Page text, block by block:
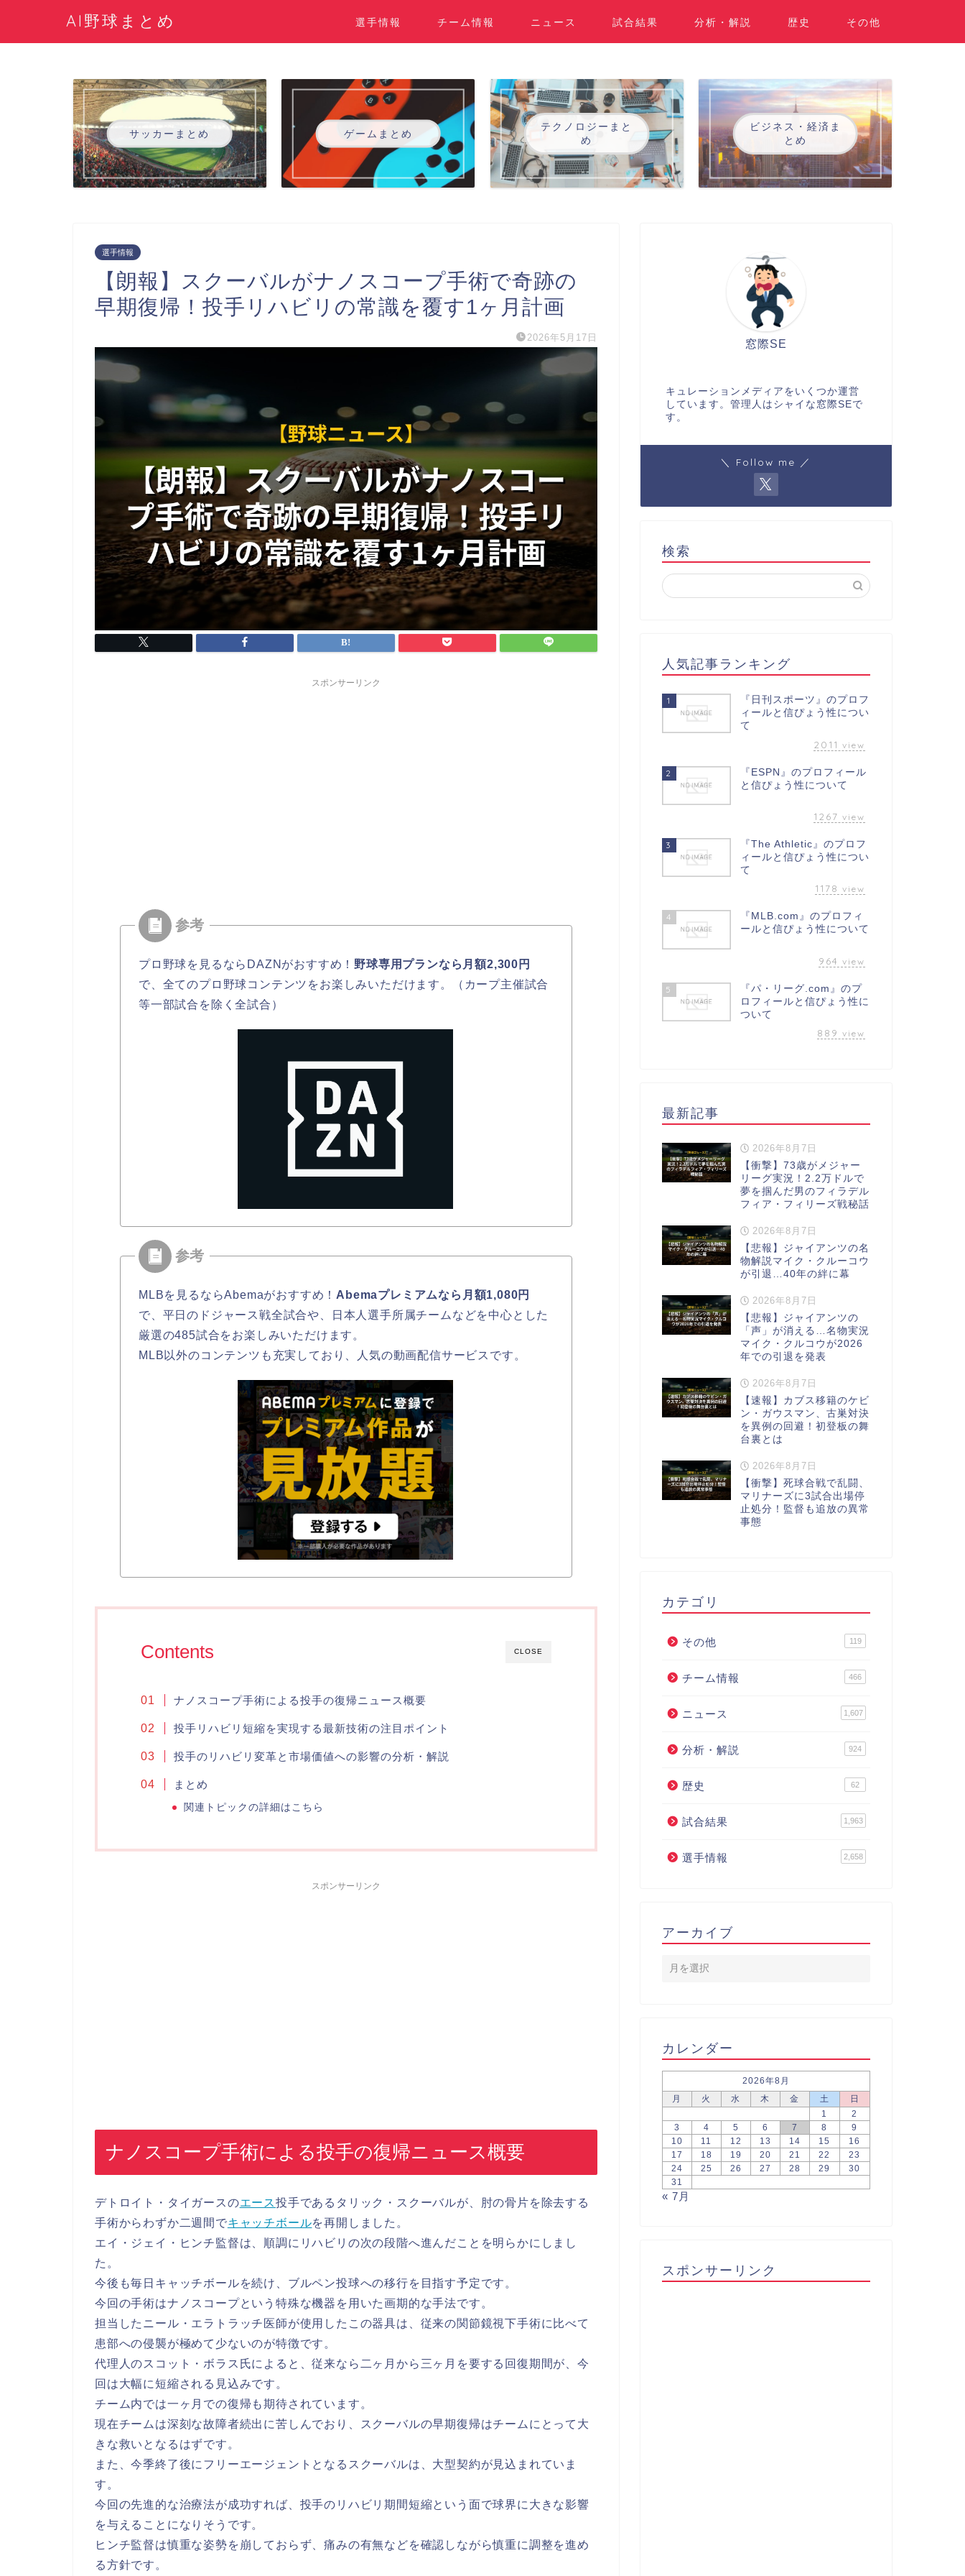
AI野球まとめ 選手情報 チーム情報 ニュース 試合結果 分析・解説 歴史 その他
サッカーまとめ ゲームまとめ
テクノロジーまと
め
ビジネス・経済ま
とめ
選手情報
【朗報】スクーバルがナノスコープ手術で奇跡の
早期復帰！投手リハビリの常識を覆す1ヶ月計画
2026年5月17日
スポンサーリンク
プロ野球を見るならDAZNがおすすめ！ 野球専用プランなら月額2,300円
で、全てのプロ野球コンテンツをお楽しみいただけます。（カープ主催試合
等一部試合を除く全試合）
MLBを見るならAbemaがおすすめ！ Abemaプレミアムなら月額1,080円
で、平日のドジャース戦全試合や、日本人選手所属チームなどを中心とした
厳選の485試合をお楽しみいただけます。
MLB以外のコンテンツも充実しており、人気の動画配信サービスです。
CLOSE
Contents
ナノスコープ手術による投手の復帰ニュース概要
投手リハビリ短縮を実現する最新技術の注目ポイント
投手のリハビリ変革と市場価値への影響の分析・解説
まとめ
関連トピックの詳細はこちら
スポンサーリンク
ナノスコープ手術による投手の復帰ニュース概要
デトロイト・タイガースのエース投手であるタリック・スクーバルが、肘の骨片を除去する
手術からわずか二週間でキャッチボールを再開しました。
エイ・ジェイ・ヒンチ監督は、順調にリハビリの次の段階へ進んだことを明らかにしまし
た。
今後も毎日キャッチボールを続け、ブルペン投球への移行を目指す予定です。
今回の手術はナノスコープという特殊な機器を用いた画期的な手法です。
担当したニール・エラトラッチ医師が使用したこの器具は、従来の関節鏡視下手術に比べて
患部への侵襲が極めて少ないのが特徴です。
代理人のスコット・ボラス氏によると、従来なら二ヶ月から三ヶ月を要する回復期間が、今
回は大幅に短縮される見込みです。
チーム内では一ヶ月での復帰も期待されています。
現在チームは深刻な故障者続出に苦しんでおり、スクーバルの早期復帰はチームにとって大
きな救いとなるはずです。
また、今季終了後にフリーエージェントとなるスクーバルは、大型契約が見込まれていま
す。
今回の先進的な治療法が成功すれば、投手のリハビリ期間短縮という面で球界に大きな影響
を与えることになりそうです。
ヒンチ監督は慎重な姿勢を崩しておらず、痛みの有無などを確認しながら慎重に調整を進め
る方針です。
窓際SE
キュレーションメディアをいくつか運営
しています。管理人はシャイな窓際SEで
す。
＼ Follow me ／
検索
人気記事ランキング
1
『日刊スポーツ』のプロフ
ィールと信ぴょう性につい
て
2011 view
2
『ESPN』のプロフィール
と信ぴょう性について
1267 view
3
『The Athletic』のプロフ
ィールと信ぴょう性につい
て
1178 view
4
『MLB.com』のプロフィ
ールと信ぴょう性について
964 view
5
『パ・リーグ.com』のプ
ロフィールと信ぴょう性に
ついて
889 view
最新記事
2026年8月7日
【衝撃】73歳がメジャー
リーグ実況！2.2万ドルで
夢を掴んだ男のフィラデル
フィア・フィリーズ戦秘話
2026年8月7日
【悲報】ジャイアンツの名
物解説マイク・クルーコウ
が引退…40年の絆に幕
2026年8月7日
【悲報】ジャイアンツの
「声」が消える…名物実況
マイク・クルコウが2026
年での引退を発表
2026年8月7日
【速報】カブス移籍のケビ
ン・ガウスマン、古巣対決
を異例の回避！初登板の舞
台裏とは
2026年8月7日
【衝撃】死球合戦で乱闘、
マリナーズに3試合出場停
止処分！監督も追放の異常
事態
カテゴリ
その他 119
チーム情報 466
ニュース 1,607
分析・解説 924
歴史 62
試合結果 1,963
選手情報 2,658
アーカイブ
カレンダー
2026年8月
月
火 水 木 金 土
日
1
2
3
4 5 6 7 8
9
10
11 12 13 14 15
16
17
18 19 20 21 22
23
24
25 26 27 28 29
30
31
« 7月
スポンサーリンク